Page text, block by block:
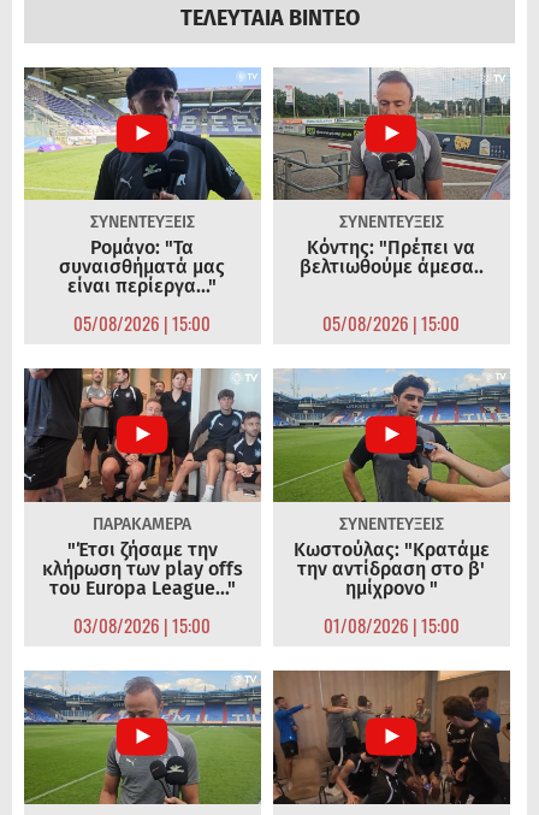
ΤΕΛΕΥΤΑΙΑ ΒΙΝΤΕΟ
ΣΥΝΕΝΤΕΥΞΕΙΣ
Ρομάνο: "Τα
συναισθήματά μας
είναι περίεργα..."
05/08/2026 | 15:00
ΣΥΝΕΝΤΕΥΞΕΙΣ
Κόντης: "Πρέπει να
βελτιωθούμε άμεσα..
05/08/2026 | 15:00
ΠΑΡΑΚΑΜΕΡΑ
"Έτσι ζήσαμε την
κλήρωση των play offs
του Europa League..."
03/08/2026 | 15:00
ΣΥΝΕΝΤΕΥΞΕΙΣ
Κωστούλας: "Κρατάμε
την αντίδραση στο β'
ημίχρονο "
01/08/2026 | 15:00